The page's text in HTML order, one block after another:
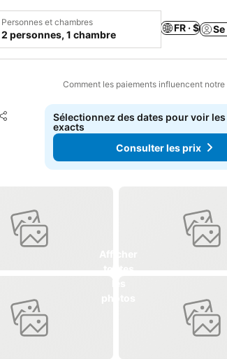
Personnes et chambres
2 personnes, 1 chambre
FR · $
Comment les paiements influencent
Partager
Ajouter à mes favoris
Sélectionnez des dates pour voir
exacts
Consulter les prix